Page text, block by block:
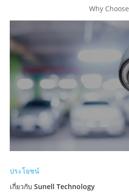
Why Choose
ประโยชน์
เกี่ยวกับ Sunell Technology